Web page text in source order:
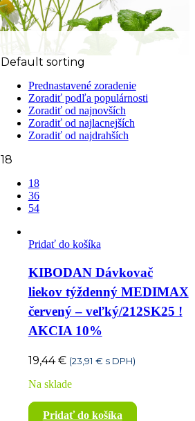
Default sorting
Prednastavené zoradenie
Zoradiť podľa populárnosti
Zoradiť od najnovších
Zoradiť od najlacnejších
Zoradiť od najdrahších
18
18
36
54
Pridať do košíka
KIBODAN Dávkovač
liekov týždenný MEDIMAX
červený – veľký/212SK25 !
AKCIA 10%
19,44€ (23,91 € s DPH)
Na sklade
Pridať do košíka